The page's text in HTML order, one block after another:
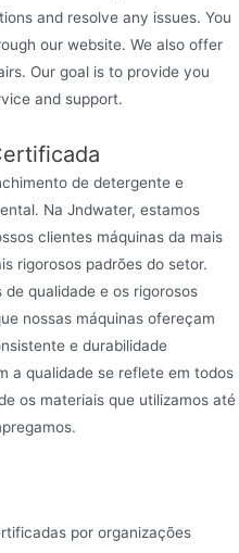
and resolve any issues. You
our website. We also offer
Our goal is to provide you
and support.
de detergente e
Na Jndwater, estamos
clientes máquinas da mais
rigorosos padrões do setor.
qualidade e os rigorosos
nossas máquinas ofereçam
e durabilidade
a qualidade se reflete em todos
os materiais que utilizamos até
por organizações